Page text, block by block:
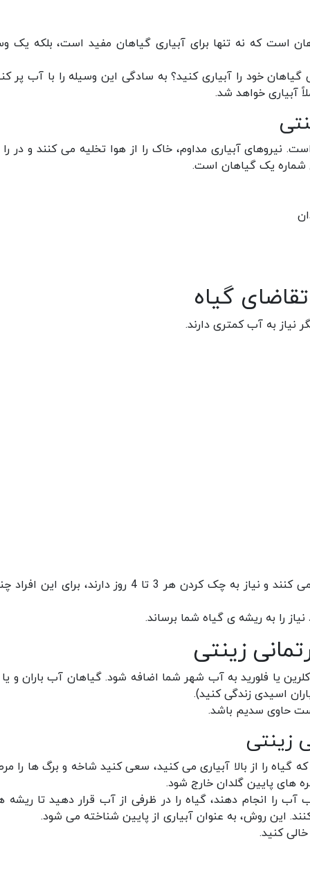
است که نه تنها برای آبیاری گیاهان مفید است، بلکه یک
خود را آبیاری کنید؟ به سادگی این وسیله را با آب پر
آبیاری خواهد شد.
نیروهای آبیاری مداوم، خاک را از هوا تخلیه می کنند و در را
شماره یک گیاهان است.
گیاه
نیاز به آب کمتری دارند.
برخی افراد بیش از حد به برنامه آبیاری منظم توجه می کنند و نیاز به چک کردن هر 3 تا 4 روز دارند،
را به ریشه ی گیاه شما برساند.
زینتی
یا فلورید به آب شهر شما اضافه شود. گیاهان آب باران و
اسیدی زندگی کنید).
حاوی سدیم باشد.
زینتی
که گیاه را از بالا آبیاری می کنید، سعی کنید شاخه و برگ ها را
های پایین گلدان خارج شود.
را انجام دهند، گیاه را در ظرفی از آب قرار دهید تا ریشه
این روش، به عنوان آبیاری از پایین شناخته می شود.
کنید.